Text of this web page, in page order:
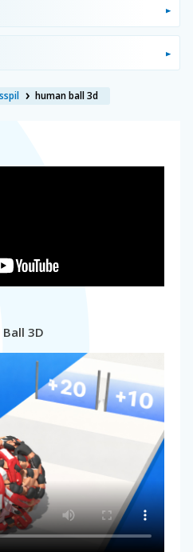
human ball 3d
3D